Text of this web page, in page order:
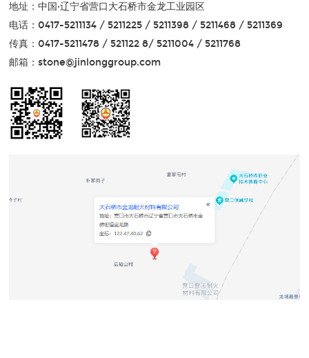
地址：中国·辽宁省营口大石桥市金龙工业园区
电话：0417-5211134 / 5211225 / 5211398 / 5211468 / 5211369
传真：0417-5211478 / 521122 8/ 5211004 / 5211768
邮箱：stone@jinlonggroup.com